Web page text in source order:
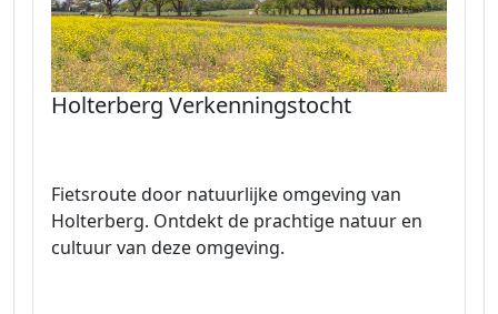
Holterberg Verkenningstocht
Fietsroute door natuurlijke omgeving van
Holterberg. Ontdekt de prachtige natuur en
cultuur van deze omgeving.